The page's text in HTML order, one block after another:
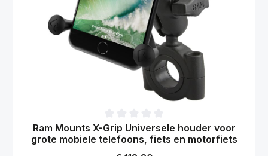
Normale prijs:
€ 118,95
Prijzen incl. BTW en excl. verzendkosten
Producthoeveelheid: Voer de gewenste